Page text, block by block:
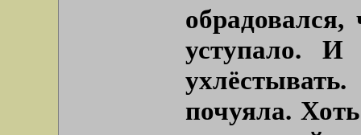
уступало.
почуяла.